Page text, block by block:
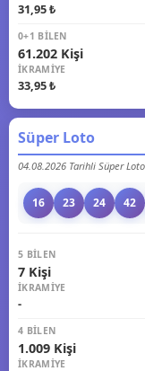
31,95 ₺
0+1 BILEN
61.202 Kişi
İKRAMIYE
33,95 ₺
Süper Loto
04.08.2026 Tarihli Süper
16 23 24 42
5 BILEN
7 Kişi
İKRAMIYE
-
4 BILEN
1.009 Kişi
İKRAMIYE